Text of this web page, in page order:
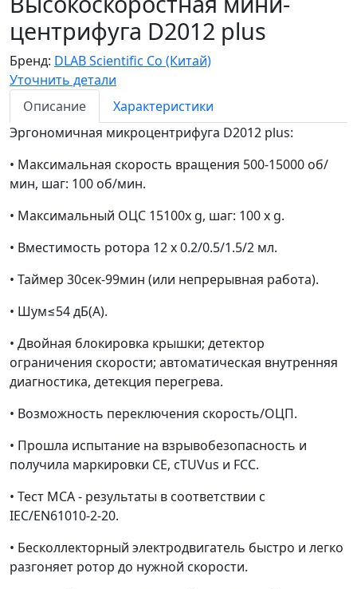
центрифуга D2012 plus
Бренд: DLAB Scientific Co (Китай)
Уточнить детали
Описание
Характеристики
Эргономичная микроцентрифуга D2012 plus:
• Максимальная скорость вращения 500-15000 об/
мин, шаг: 100 об/мин.
• Максимальный ОЦС 15100х g, шаг: 100 х g.
• Вместимость ротора 12 х 0.2/0.5/1.5/2 мл.
• Таймер 30сек-99мин (или непрерывная работа).
• Шум≤54 дБ(A).
• Двойная блокировка крышки; детектор
ограничения скорости; автоматическая внутренняя
диагностика, детекция перегрева.
• Возможность переключения скорость/ОЦП.
• Прошла испытание на взрывобезопасность и
получила маркировки CE, cTUVus и FCC.
• Тест MCA - результаты в соответствии с
IEC/EN61010-2-20.
• Бесколлекторный электродвигатель быстро и легко
разгоняет ротор до нужной скорости.